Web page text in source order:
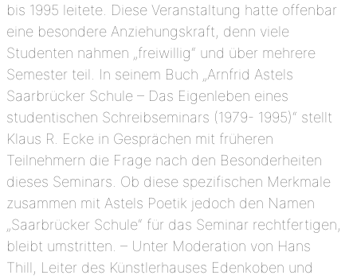
bis 1995 leitete. Diese Veranstaltung hatte offenbar
eine besondere Anziehungskraft, denn viele
Studenten nahmen „freiwillig“ und über mehrere
Semester teil. In seinem Buch „Arnfrid Astels
Saarbrücker Schule – Das Eigenleben eines
studentischen Schreibseminars (1979- 1995)“ stellt
Klaus R. Ecke in Gesprächen mit früheren
Teilnehmern die Frage nach den Besonderheiten
dieses Seminars. Ob diese spezifischen Merkmale
zusammen mit Astels Poetik jedoch den Namen
„Saarbrücker Schule“ für das Seminar rechtfertigen,
bleibt umstritten. – Unter Moderation von Hans
Thill, Leiter des Künstlerhauses Edenkoben und